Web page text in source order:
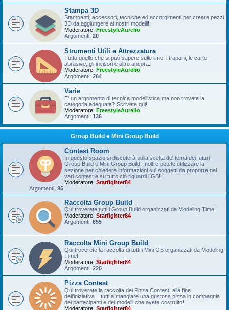
Stampa 3D
Stampanti, accessori, tecniche ed accorgimenti per creare pezzi
3D da aggiungere ai nostri modelli!
Moderatore: FreestyleAurelio
Argomenti: 20
Strumenti Utili e Attrezzatura
Tutto quello che si può sapere sulle lime, i trapani, le carte
abrasive, gli incisori e altro ancora.
Moderatore: FreestyleAurelio
Argomenti: 264
Varie
E' un argomento di tecnica modellistica ma non trovate la
categoria adeguata? Scrivete qui!
Moderatore: FreestyleAurelio
Argomenti: 136
Group Build e Mini Group Build
Contest Room
In questo spazio si discuterà sulla scelta del tema dei futuri
Group Build e Mini Group Build. Inoltre potete utilizzare la
sezione per chiedere informazioni sui soggetti da proporre nei
vari contest e su tutto ciò riguardi i GB!
Moderatore: Starfighter84
Argomenti: 96
Raccolta Group Build
Qui troverete tutti i Group Build organizzati da Modeling Time!
Moderatore: Starfighter84
Argomenti: 655
Raccolta Mini Group Build
Qui troverete la raccolta di tutti i Mini GB organizzati da Modeling
Time!
Moderatore: Starfighter84
Argomenti: 220
Pizza Contest
Qui troverete la raccolta dei Pizza Contest! alla fine
dell'iniziativa... tutti a mangiare una gustosa pizza in compagnia
dei partecipanti e dei modelli che avete costruito!
Moderatore: Starfighter84